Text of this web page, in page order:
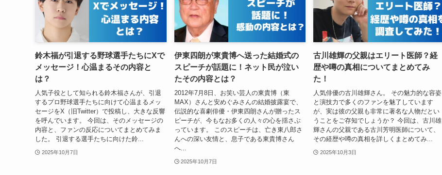
鈴木福が引退する野球選手たちにXで
メッセージ！心温まるその内容と
は？
人気子役として知られる鈴木福さんが、引退
するプロ野球選手たちに向けて心温まるメッ
セージをX（旧Twitter）で投稿し、大きな反響
を呼んでいます。 今回は、そのメッセージの
内容と、ファンの反応についてまとめてみま
した。 引退する選手たちに向けた鈴...
2025年10月7日
伊東四朗が東貴博へ送った結婚式の
スピーチが話題に！ネット民が泣い
たその内容とは？
2012年7月8日、お笑い芸人の東貴博（東
MAX）さんと安めぐみさんの結婚披露宴で、
伝説的な喜劇俳優・伊東四朗さんが贈ったス
ピーチが、今もなお多くの人々の心を揺さぶ
っています。 このスピーチは、亡き東八郎さ
んへの深い友情と、息子である東貴博さん
へ...
2025年10月7日
古川雄輝の父親はエリート医師？経
歴や噂の真相についてまとめてみ
た！
人気俳優の古川雄輝さん。 その魅力的な容姿
と演技力で多くのファンを魅了しています
が、実は彼の父親も非常に著名な人物だとい
うことをご存知でしょうか？ 今回は、古川雄
輝さんの父親である古川芳明医師について、
その経歴や噂の真相を詳しくまとめてみ...
2025年10月3日